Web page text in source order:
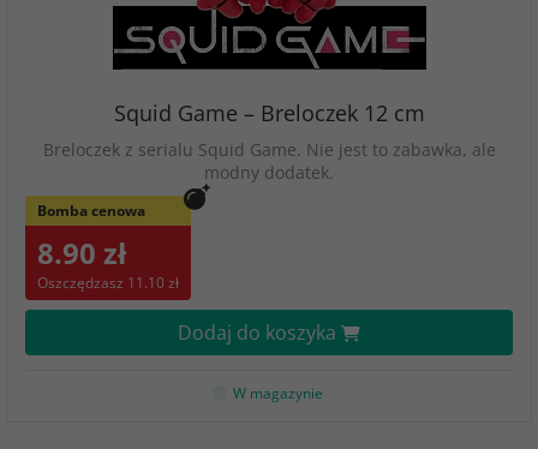
Squid Game – Breloczek 12 cm
Breloczek z serialu Squid Game. Nie jest to zabawka, ale
modny dodatek.
Bomba cenowa
8.90 zł
Oszczędzasz 11.10 zł
Dodaj do koszyka
W magazynie